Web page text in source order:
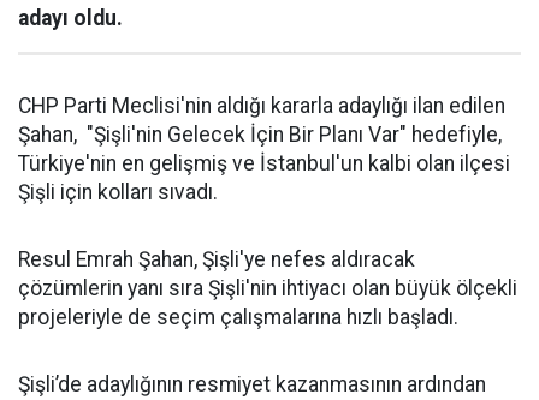
adayı oldu.
CHP Parti Meclisi'nin aldığı kararla adaylığı ilan edilen
Şahan, "Şişli'nin Gelecek İçin Bir Planı Var" hedefiyle,
Türkiye'nin en gelişmiş ve İstanbul'un kalbi olan ilçesi
Şişli için kolları sıvadı.
Resul Emrah Şahan, Şişli'ye nefes aldıracak
çözümlerin yanı sıra Şişli'nin ihtiyacı olan büyük ölçekli
projeleriyle de seçim çalışmalarına hızlı başladı.
Şişli’de adaylığının resmiyet kazanmasının ardından